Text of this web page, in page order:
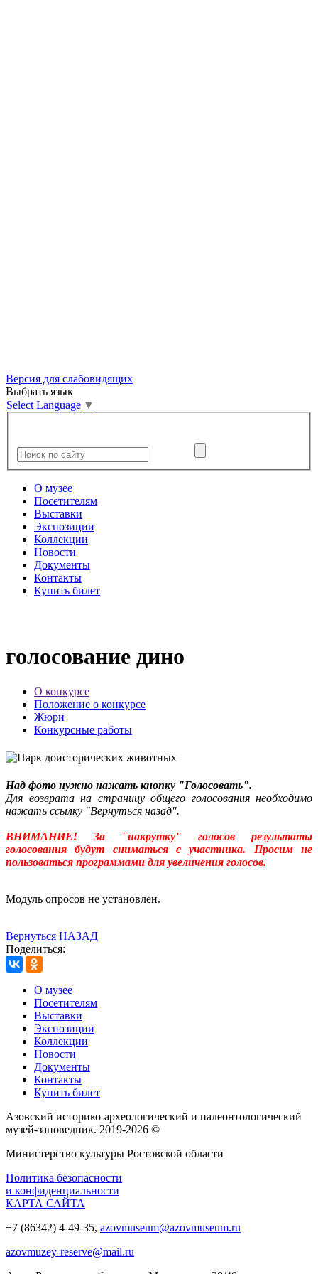
Версия для слабовидящих
Выбрать язык
Select Language ▼
О музее
Посетителям
Выставки
Экспозиции
Коллекции
Новости
Документы
Контакты
Купить билет
голосование дино
О конкурсе
Положение о конкурсе
Жюри
Конкурсные работы
Над фото нужно нажать кнопку "Голосовать".
Для возврата на страницу общего голосования необходимо
нажать ссылку "Вернуться назад".
ВНИМАНИЕ! За "накрутку" голосов результаты
голосования будут сниматься с участника. Просим не
пользоваться программами для увеличения голосов.
Модуль опросов не установлен.
Вернуться НАЗАД
Поделиться:
О музее
Посетителям
Выставки
Экспозиции
Коллекции
Новости
Документы
Контакты
Купить билет
Азовский историко‑археологический и палеонтологический
музей‑заповедник. 2019-2026 ©
Министерство культуры Ростовской области
Политика безопасности
и конфиденциальности
КАРТА САЙТА
+7 (86342) 4-49-35, azovmuseum@azovmuseum.ru
azovmuzey-reserve@mail.ru